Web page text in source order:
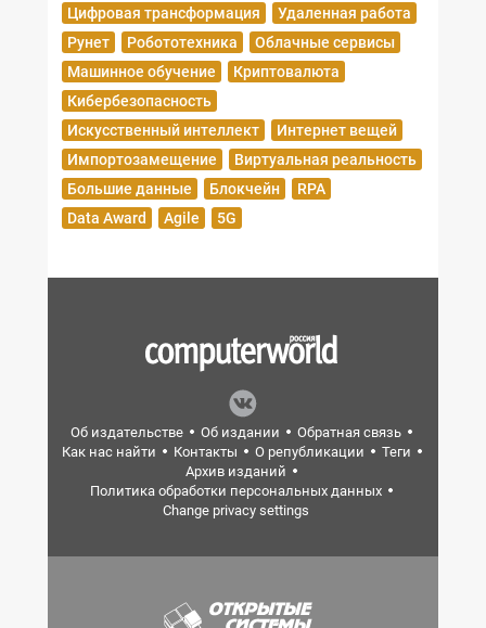
Цифровая трансформация
Удаленная работа
Рунет
Робототехника
Облачные сервисы
Машинное обучение
Криптовалюта
Кибербезопасность
Искусственный интеллект
Интернет вещей
Импортозамещение
Виртуальная реальность
Большие данные
Блокчейн
RPA
Data Award
Agile 5G
Об издательстве Об издании
Обратная связь
Как нас найти
Контакты О републикации
Теги
Архив изданий
Политика обработки персональных данных
Change privacy settings